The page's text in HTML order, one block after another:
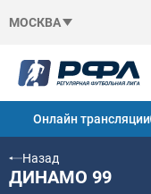
МОСКВА
Онлайн трансляции
Назад
ДИНАМО 99